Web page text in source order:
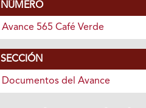
NÚMERO
Avance 565 Café Verde
SECCIÓN
Documentos del Avance